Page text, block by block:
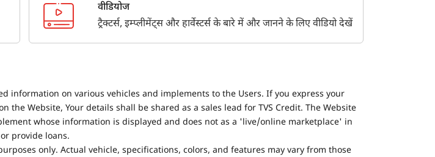
वीडियोज
ट्रैक्टर्स, इम्प्लीमेंट्स और हार्वेस्टर्स के बारे में और जानने के लिए वीडियो देखें
information on various vehicles and implements to the Users. If you express your
Website, Your details shall be shared as a sales lead for TVS Credit. The Website
whose information is displayed and does not as a 'live/online marketplace' in
provide loans.
only. Actual vehicle, specifications, colors, and features may vary from those